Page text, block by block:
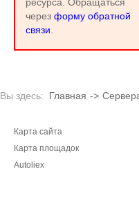
ресурса. Обращаться
через форму обратной
связи.
Вы здесь: Главная ->
Карта сайта
Карта площадок
Autoliex